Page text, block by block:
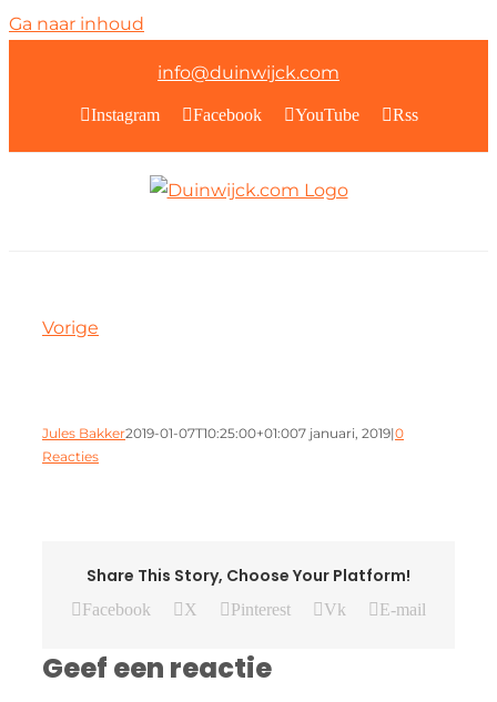
Ga naar inhoud
info@duinwijck.com
Instagram Facebook YouTube Rss
Vorige
Jules Bakker2019-01-07T10:25:00+01:007 januari, 2019|0
Reacties
Share This Story, Choose Your Platform!
Facebook X Pinterest Vk E-mail
Geef een reactie